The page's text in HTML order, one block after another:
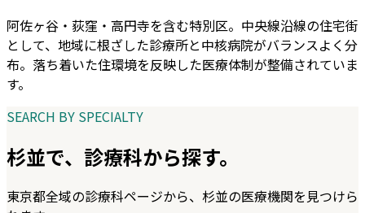
阿佐ヶ谷・荻窪・高円寺を含む特別区。中央線沿線の住宅街
として、地域に根ざした診療所と中核病院がバランスよく分
布。落ち着いた住環境を反映した医療体制が整備されていま
す。
SEARCH BY SPECIALTY
杉並で、診療科から探す。
東京都全域の診療科ページから、 杉並の医療機関を見つけら